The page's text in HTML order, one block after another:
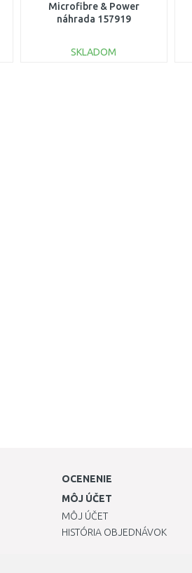
Microfibre & Power
náhrada 157919
SKLADOM
OCENENIE
MÔJ ÚČET
MÔJ ÚČET
HISTÓRIA OBJEDNÁVOK